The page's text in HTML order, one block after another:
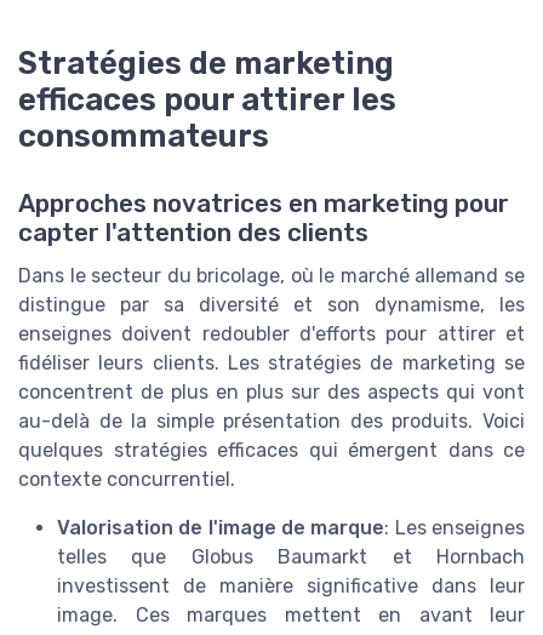
Stratégies de marketing
efficaces pour attirer les
consommateurs
Approches novatrices en marketing pour
capter l'attention des clients
Dans le secteur du bricolage, où le marché allemand se
distingue par sa diversité et son dynamisme, les
enseignes doivent redoubler d'efforts pour attirer et
fidéliser leurs clients. Les stratégies de marketing se
concentrent de plus en plus sur des aspects qui vont
au-delà de la simple présentation des produits. Voici
quelques stratégies efficaces qui émergent dans ce
contexte concurrentiel.
Valorisation de l'image de marque: Les enseignes
telles que Globus Baumarkt et Hornbach
investissent de manière significative dans leur
image. Ces marques mettent en avant leur